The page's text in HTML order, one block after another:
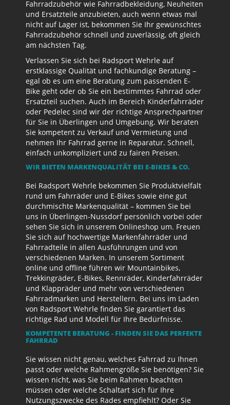
Fahrradzubehör wie Fahrradbekleidung, Neuheiten
und Ersatzteile anzubieten, auch wenn etwas mal
nicht auf Lager ist, bekommen Sie Ihr gewünschtes
Fahrradzubehör schnell und zuverlässig, oft gleich
am nächsten Tag.
Verlassen Sie sich bei Radsport Wehrle auf
erstklassige Qualität und fachkundige Beratung –
egal ob es um eine Beratung zum passenden E-
Bike geht oder ob Sie ein bestimmtes Fahrrad oder
Ersatzteil suchen. Auch im Bereich Kinderfahrräder
oder Pedelec sind wir der richtige Ansprechpartner
für Sie in Überlingen und Umgebung. Wir beraten
Sie kompetent zu Verkauf und Vermietung und
nehmen Ihr Fahrrad gerne in Reparatur. Schnell,
einfach unkompliziert und zu fairen Preisen.
WIR BIETEN MARKENQUALITÄT BEI E-BIKES & CO.
Bei Radsport Wehrle bekommen Sie Produktvielfalt
rund um Fahrräder und E-Bikes sowie eine gut
durchmischte Markenqualität – kommen Sie bei
uns in Überlingen-Nussdorf persönlich vorbei oder
sehen Sie sich in unserem Onlineshop um. Freuen
Sie sich auf hochwertige Markenfahrräder und
Fahrradteile in allen Ausführungen und von
verschiedenen Marken. In unserem Sortiment
online und offline führen wir Mountainbikes,
Trekkingräder, E-Bikes, Rennräder, Kinderfahrräder
und Klappräder und mehr von verschiedenen
Fahrradmarken und Herstellern. Bei uns im Laden
von Radsport Wehrle finden Sie garantiert das
richtige Rad und Modell für Ihre Bedürfnisse.
KOMPETENTE BERATUNG - FINDEN SIE DAS PERFEKTE
FAHRRAD
Sie wissen nicht genau, welches Fahrrad zu Ihnen
passt oder welche Rahmengröße Sie benötigen? Sie
wissen nicht, was Sie beim Rahmen beachten
müssen oder welche Schaltart sich für Ihre
Nutzungszwecke des Rades empfiehlt? Oder Sie